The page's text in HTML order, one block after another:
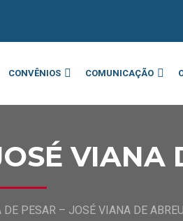
CONVÊNIOS COMUNICAÇÃO
VIANA
DE PESAR – JOSÉ VIANA DE ABREU